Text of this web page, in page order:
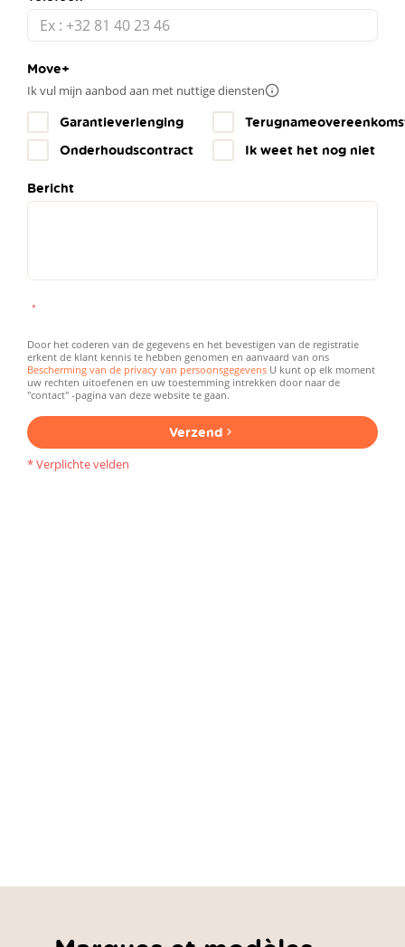
Move+
Ik vul mijn aanbod aan met nuttige dienstenMeer
Garantieverlenging
Onderhoudscontract
Ik weet het nog niet
Bericht
Door het coderen van de gegevens en het bevestigen van de registratie
erkent de klant kennis te hebben genomen en aanvaard van ons
Bescherming van de privacy van persoonsgegevens U kunt op elk moment
uw rechten uitoefenen en uw toestemming intrekken door naar de
"contact" -pagina van deze website te gaan.
Verzend
* Verplichte velden